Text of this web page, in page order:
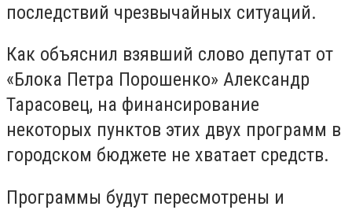
последствий чрезвычайных ситуаций.
Как объяснил взявший слово депутат от
«Блока Петра Порошенко» Александр
Тарасовец, на финансирование
некоторых пунктов этих двух программ в
городском бюджете не хватает средств.
Программы будут пересмотрены и